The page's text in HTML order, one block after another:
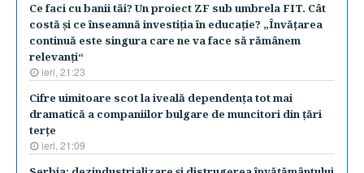
Ce faci cu banii tăi? Un proiect ZF sub umbrela FIT. Cât
costă şi ce înseamnă investiţia în educaţie? „Învăţarea
continuă este singura care ne va face să rămânem
relevanţi“
ieri, 21:23
Cifre uimitoare scot la iveală dependenţa tot mai
dramatică a companiilor bulgare de muncitori din ţări
terţe
ieri, 21:09